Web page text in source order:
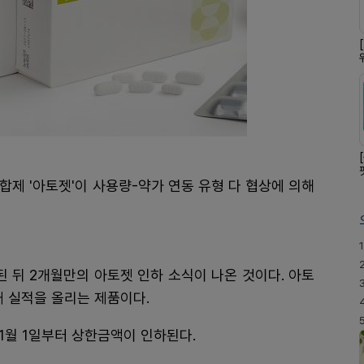
제 '아토젯'이 사용량-약가 연동 유형 다 협상에 의해
뒤 2개월만의 아토젯 인하 소식이 나온 것이다. 아토
적을 올리는 제품이다.
1일부터 상한금액이 인하된다.
1